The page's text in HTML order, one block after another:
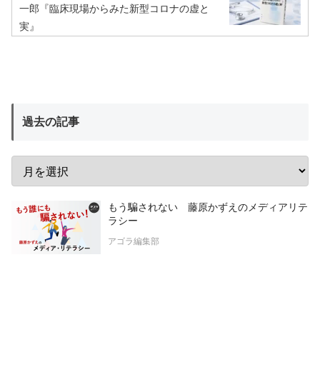
一郎『臨床現場からみた新型コロナの虚と
実』
過去の記事
もう騙されない 藤原かずえのメディアリテ
ラシー
アゴラ編集部